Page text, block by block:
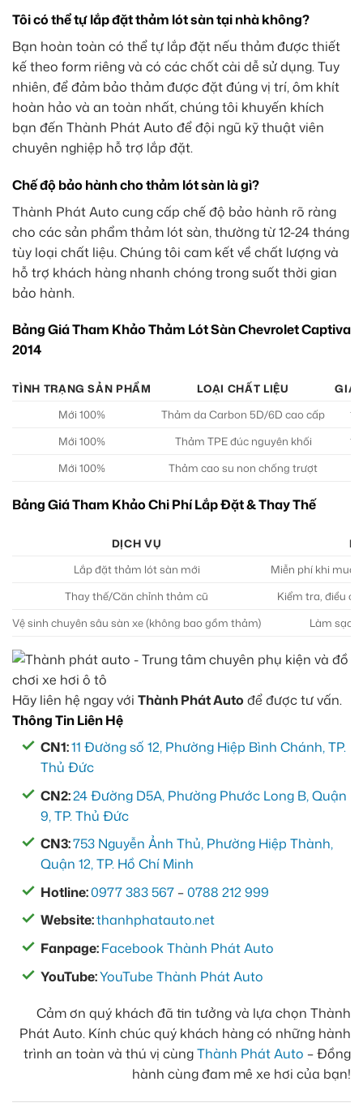
Tôi có thể tự lắp đặt thảm lót sàn tại nhà không?
Bạn hoàn toàn có thể tự lắp đặt nếu thảm được thiết
kế theo form riêng và có các chốt cài dễ sử dụng. Tuy
nhiên, để đảm bảo thảm được đặt đúng vị trí, ôm khít
hoàn hảo và an toàn nhất, chúng tôi khuyến khích
bạn đến Thành Phát Auto để đội ngũ kỹ thuật viên
chuyên nghiệp hỗ trợ lắp đặt.
Chế độ bảo hành cho thảm lót sàn là gì?
Thành Phát Auto cung cấp chế độ bảo hành rõ ràng
cho các sản phẩm thảm lót sàn, thường từ 12-24 tháng
tùy loại chất liệu. Chúng tôi cam kết về chất lượng và
hỗ trợ khách hàng nhanh chóng trong suốt thời gian
bảo hành.
Bảng Giá Tham Khảo Thảm Lót Sàn Chevrolet Captiva
2014
TÌNH TRẠNG SẢN PHẨM LOẠI CHẤT LIỆU
GIÁ
Mới 100%
Thảm da Carbon 5D/6D cao cấp
Mới 100%
Thảm TPE đúc nguyên khối
Mới 100%
Thảm cao su non chống trượt
Bảng Giá Tham Khảo Chi Phí Lắp Đặt & Thay Thế
DỊCH VỤ
Lắp đặt thảm lót sàn mới
Miễn phí khi mua
Thay thế/Căn chỉnh thảm cũ
Kiểm tra, điều
Vệ sinh chuyên sâu sàn xe (không bao gồm thảm)
Làm sạch
Hãy liên hệ ngay với Thành Phát Auto để được tư vấn.
Thông Tin Liên Hệ
CN1:11 Đường số 12, Phường Hiệp Bình Chánh, TP.
Thủ Đức
CN2:24 Đường D5A, Phường Phước Long B, Quận
9, TP. Thủ Đức
CN3:753 Nguyễn Ảnh Thủ, Phường Hiệp Thành,
Quận 12, TP. Hồ Chí Minh
Hotline:0977 383 567 –0788 212 999
Website:thanhphatauto.net
Fanpage:Facebook Thành Phát Auto
YouTube:YouTube Thành Phát Auto
Cảm ơn quý khách đã tin tưởng và lựa chọn Thành
Phát Auto. Kính chúc quý khách hàng có những hành
trình an toàn và thú vị cùngThành Phát Auto – Đồng
hành cùng đam mê xe hơi của bạn!